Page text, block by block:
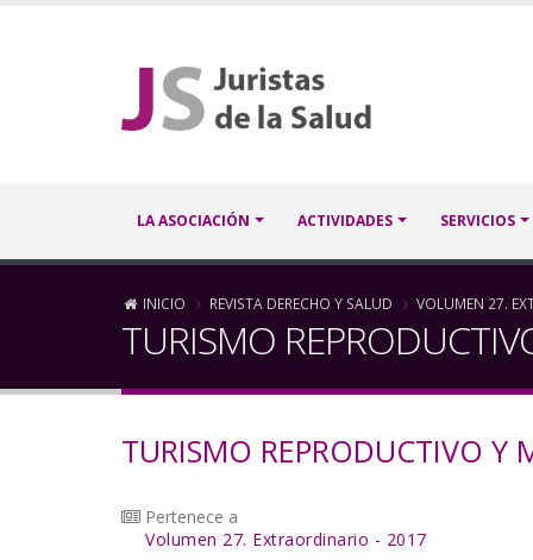
Navegación
principal
LA ASOCIACIÓN ACTIVIDADES SERVICIOS
Sobrescribir
enlaces
ayuda
a
INICIO REVISTA DERECHO Y SALUD VOLUMEN 27.
TURISMO
TURISMO REPRODUCTIVO Y
Pertenece a
Volumen 27. Extraordinario - 2017